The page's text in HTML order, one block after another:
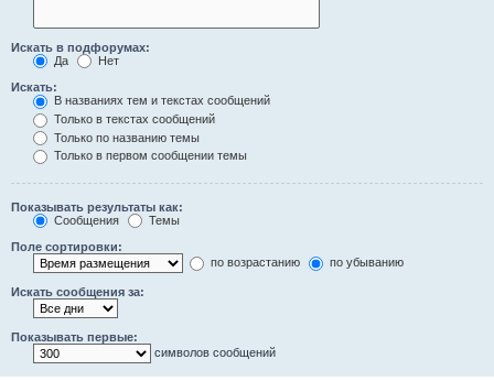
Искать в подфорумах:
Да
Нет
Искать:
В названиях тем и текстах сообщений
Только в текстах сообщений
Только по названию темы
Только в первом сообщении темы
Показывать результаты как:
Сообщения
Темы
Поле сортировки:
по возрастанию
по убыванию
Искать сообщения за:
Показывать первые:
символов сообщений